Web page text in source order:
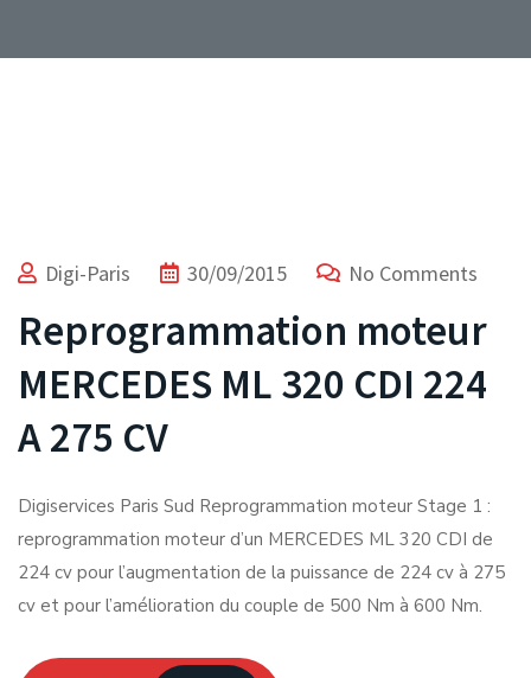
Digi-Paris 30/09/2015 No Comments
Reprogrammation moteur
MERCEDES ML 320 CDI 224
A 275 CV
Digiservices Paris Sud Reprogrammation moteur Stage 1 :
reprogrammation moteur d’un MERCEDES ML 320 CDI de
224 cv pour l’augmentation de la puissance de 224 cv à 275
cv et pour l’amélioration du couple de 500 Nm à 600 Nm.